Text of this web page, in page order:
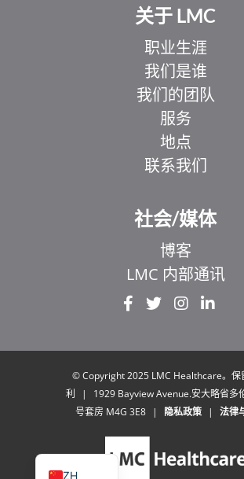
关于 LMC
职业生涯
我们是谁
我们的团队
服务
地点
联系我们
社会/媒体
博客
LMC 内部通讯
© Copyright 2025 LMC Healthcare。保
利
|
1929 Bayview Avenue.安大略省多
号套房 M4G 3E8
| 隐私政策 | 法律
ZH
HI
UR